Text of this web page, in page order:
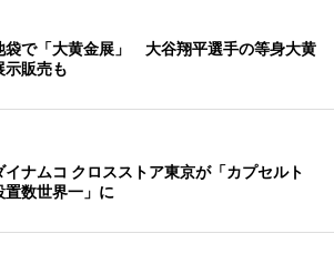
袋で「大黄金展」 大谷翔平選手の等身大黄
示販売も
イナムコ クロスストア東京が「カプセルト
置数世界一」に